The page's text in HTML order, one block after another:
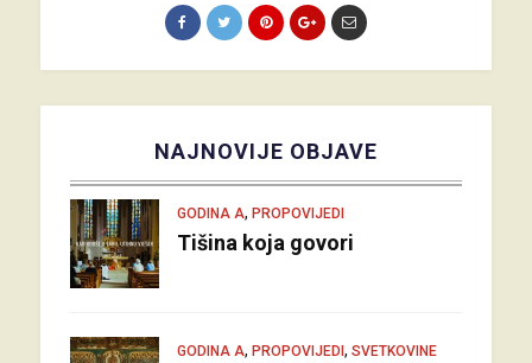
NAJNOVIJE OBJAVE
GODINA A, PROPOVIJEDI
Tišina koja govori
GODINA A, PROPOVIJEDI, SVETKOVINE